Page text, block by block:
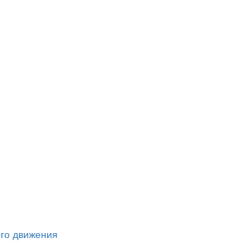
движения